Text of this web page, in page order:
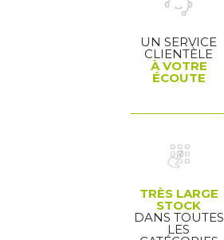
UN SERVICE
CLIENTÈLE
À VOTRE
ÉCOUTE
TRÈS LARGE
STOCK
DANS TOUTES
LES